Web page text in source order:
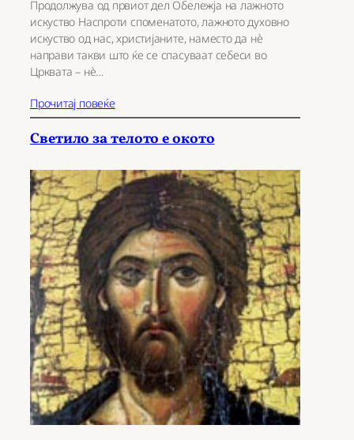
Продолжува од првиот дел Обележја на лажното
искуство Наспроти споменатото, лажното духовно
искуство од нас, христијаните, наместо да нѐ
направи такви што ќе се спасуваат себеси во
Црквата – нѐ…
Прочитај повеќе
Светило за телото е окото